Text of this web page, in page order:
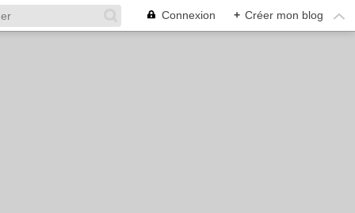
Connexion + Créer mon blog